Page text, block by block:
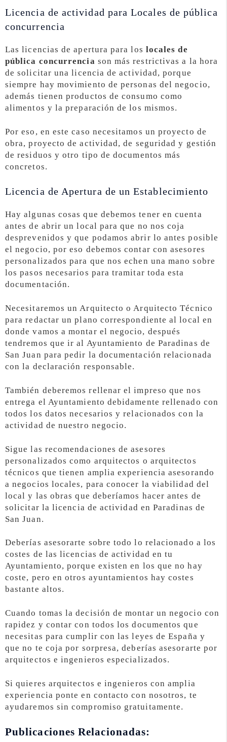
Licencia de actividad para Locales de pública
concurrencia
Las licencias de apertura para los locales de
pública concurrencia son más restrictivas a la hora
de solicitar una licencia de actividad, porque
siempre hay movimiento de personas del negocio,
además tienen productos de consumo como
alimentos y la preparación de los mismos.
Por eso, en este caso necesitamos un proyecto de
obra, proyecto de actividad, de seguridad y gestión
de residuos y otro tipo de documentos más
concretos.
Licencia de Apertura de un Establecimiento
Hay algunas cosas que debemos tener en cuenta
antes de abrir un local para que no nos coja
desprevenidos y que podamos abrir lo antes posible
el negocio, por eso debemos contar con asesores
personalizados para que nos echen una mano sobre
los pasos necesarios para tramitar toda esta
documentación.
Necesitaremos un Arquitecto o Arquitecto Técnico
para redactar un plano correspondiente al local en
donde vamos a montar el negocio, después
tendremos que ir al Ayuntamiento de Paradinas de
San Juan para pedir la documentación relacionada
con la declaración responsable.
También deberemos rellenar el impreso que nos
entrega el Ayuntamiento debidamente rellenado con
todos los datos necesarios y relacionados con la
actividad de nuestro negocio.
Sigue las recomendaciones de asesores
personalizados como arquitectos o arquitectos
técnicos que tienen amplia experiencia asesorando
a negocios locales, para conocer la viabilidad del
local y las obras que deberíamos hacer antes de
solicitar la licencia de actividad en Paradinas de
San Juan.
Deberías asesorarte sobre todo lo relacionado a los
costes de las licencias de actividad en tu
Ayuntamiento, porque existen en los que no hay
coste, pero en otros ayuntamientos hay costes
bastante altos.
Cuando tomas la decisión de montar un negocio con
rapidez y contar con todos los documentos que
necesitas para cumplir con las leyes de España y
que no te coja por sorpresa, deberías asesorarte por
arquitectos e ingenieros especializados.
Si quieres arquitectos e ingenieros con amplia
experiencia ponte en contacto con nosotros, te
ayudaremos sin compromiso gratuitamente.
Publicaciones Relacionadas: